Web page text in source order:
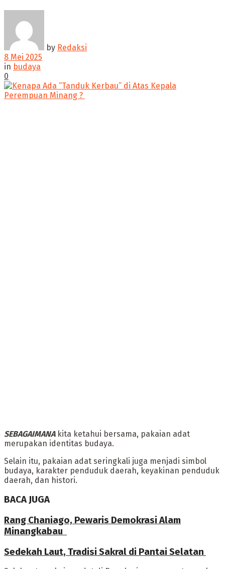
by Redaksi
8 Mei 2025
in budaya
0
SEBAGAIMANAkita ketahui bersama, ‎pakaian adat
merupakan identitas budaya.
Selain itu, pakaian adat seringkali juga menjadi simbol
budaya, karakter penduduk daerah, keyakinan penduduk
daerah, dan histori.
BACA JUGA
Rang Chaniago, Pewaris Demokrasi Alam
Minangkabau ‎
Sedekah Laut, Tradisi Sakral di Pantai Selatan